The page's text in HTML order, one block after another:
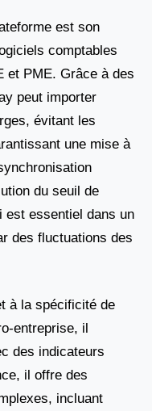
est son
comptables
et PME. Grâce à des
peut importer
évitant les
une mise à
du seuil de
est essentiel dans un
des fluctuations des
à la spécificité de
entreprise, il
des indicateurs
il offre des
incluant